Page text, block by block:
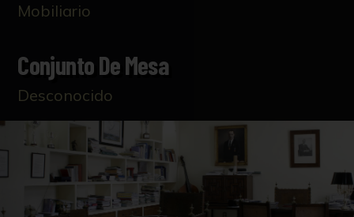
Mobiliario
Conjunto De Mesa
Desconocido